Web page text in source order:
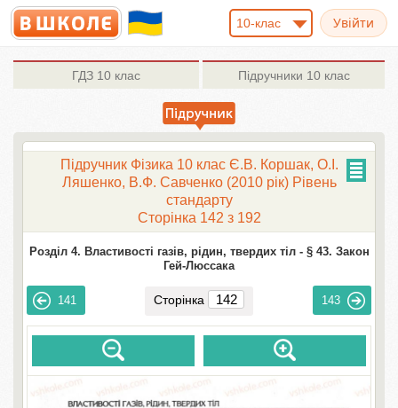
10-клас
ГДЗ 10 клас Підручники 10 клас
Підручник Фізика 10 клас Є.В. Коршак, О.І.
Ляшенко, В.Ф. Савченко (2010 рік) Рівень
стандарту
Сторінка 142 з 192
Розділ 4. Властивості газів, рідин, твердих тіл - § 43. Закон
Гей-Люссака
141 Сторінка 143